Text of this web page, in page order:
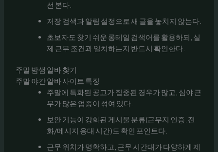
선 본다.
저장 검색과 알림 설정으로 새 글을 놓치지 않는다.
초보자도 찾기 쉬운 롱테일 검색어를 활용하되, 실
제 근무 조건과 일치하는지 반드시 확인한다.
주말 밤샘 알바 찾기
주말 야간 알바 사이트 특징
주말에 특화된 공고가 집중된 경우가 많고, 심야 근
무가 많은 업종이 섞여 있다.
보안 기능이 강화된 게시물 분류(근무지 인증, 전
화/메시지 응대 시간)도 확인 포인트다.
근무 위치가 명확하고, 근무 시간대가 다양하게 제